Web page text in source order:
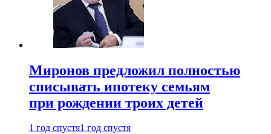
Миронов предложил полностью
списывать ипотеку семьям
при рождении троих детей
1 год спустя1 год спустя